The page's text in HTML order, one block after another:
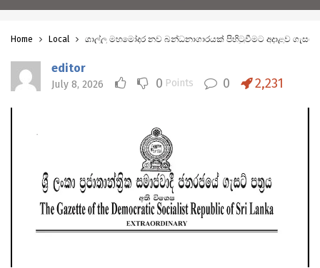
Home Local ගාල්ල මහමෝදර නව බන්ධනාගාරයක් පිහිටුවීමට අදාළව
editor
July 8, 2026 0 Points 0 2,231